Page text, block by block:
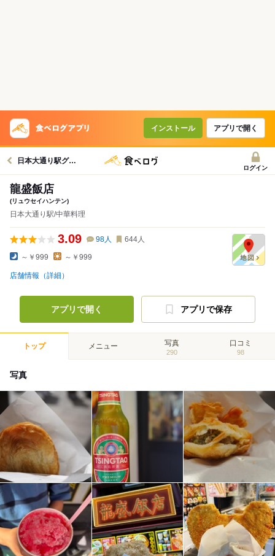
インストール アプリで開く
日本大通り駅グルメへ
ログイン
龍盛飯店
(リュウセイハンテン)
日本大通り駅/中華料理
3.09 98人 644人
～￥999 ～￥999
店舗情報（詳細）
アプリで開く アプリで保存
トップ メニュー 写真
290
口コミ
98
写真